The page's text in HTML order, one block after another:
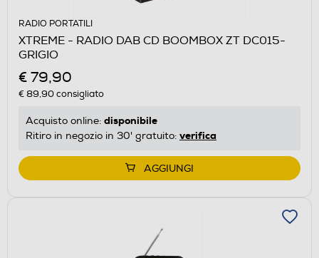
RADIO PORTATILI
XTREME - RADIO DAB CD BOOMBOX ZT DC015-
GRIGIO
€ 79,90
€ 89,90consigliato
Acquisto online: disponibile
Ritiro in negozio in 30' gratuito: verifica
AGGIUNGI